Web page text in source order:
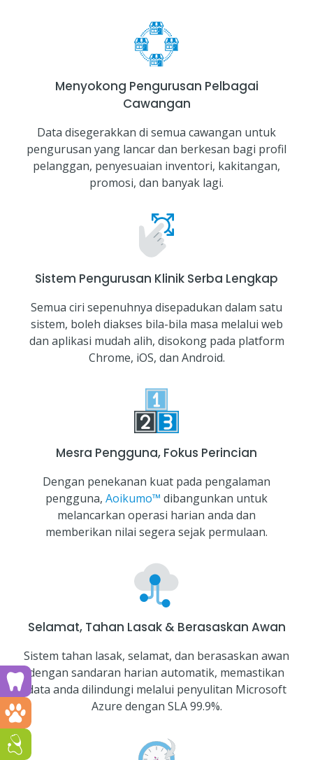
Menyokong Pengurusan Pelbagai
Cawangan
Data disegerakkan di semua cawangan untuk
pengurusan yang lancar dan berkesan bagi profil
pelanggan, penyesuaian inventori, kakitangan,
promosi, dan banyak lagi.
Sistem Pengurusan Klinik Serba Lengkap
Semua ciri sepenuhnya disepadukan dalam satu
sistem, boleh diakses bila-bila masa melalui web
dan aplikasi mudah alih, disokong pada platform
Chrome, iOS, dan Android.
Mesra Pengguna, Fokus Perincian
Dengan penekanan kuat pada pengalaman
pengguna, Aoikumo™ dibangunkan untuk
melancarkan operasi harian anda dan
memberikan nilai segera sejak permulaan.
Selamat, Tahan Lasak & Berasaskan Awan
Sistem tahan lasak, selamat, dan berasaskan awan
dengan sandaran harian automatik, memastikan
data anda dilindungi melalui penyulitan Microsoft
Azure dengan SLA 99.9%.
Run a dental clinic? Click here!
Run a vet clinic? Click here!
Run a GP or Primary Care clinic? Click here!